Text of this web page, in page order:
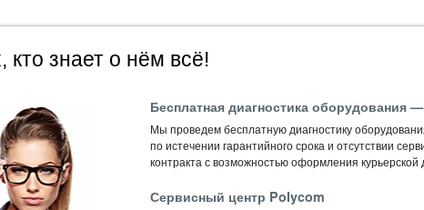
кто знает о нём всё!
Бесплатная диагностика оборудования
Мы проведем бесплатную диагностику
по истечении гарантийного срока и отсутствии
контракта с возможностью оформления курьерской
Сервисный центр Polycom